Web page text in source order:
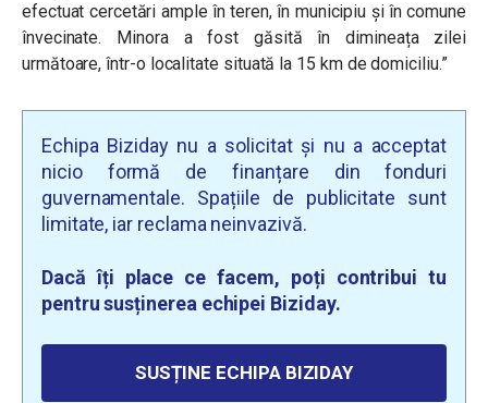
efectuat cercetări ample în teren, în municipiu și în comune
învecinate. Minora a fost găsită în dimineața zilei
următoare, într-o localitate situată la 15 km de domiciliu.”
Echipa Biziday nu a solicitat și nu a acceptat
nicio formă de finanțare din fonduri
guvernamentale. Spațiile de publicitate sunt
limitate, iar reclama neinvazivă.
Dacă îți place ce facem, poți contribui tu
pentru susținerea echipei Biziday.
SUSȚINE ECHIPA BIZIDAY